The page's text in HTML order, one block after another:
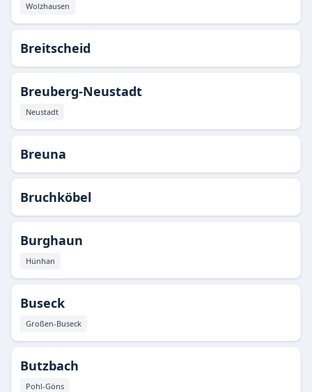
Wolzhausen
Breitscheid
Breuberg-Neustadt
Neustadt
Breuna
Bruchköbel
Burghaun
Hünhan
Buseck
Großen-Buseck
Butzbach
Pohl-Göns